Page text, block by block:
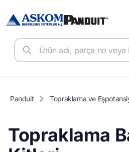
Panduit Topraklama ve
Topraklama